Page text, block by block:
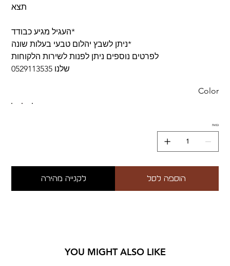
תצא
*העגיל מגיע כבודד
*ניתן לשבץ יהלום טבעי בעלות שונה
לפרטים נוספים ניתן לפנות לשירות הלקוחות
שלנו 0529113535
Color
כמות
הוספה לסל לקנייה מהירה
YOU MIGHT ALSO LIKE